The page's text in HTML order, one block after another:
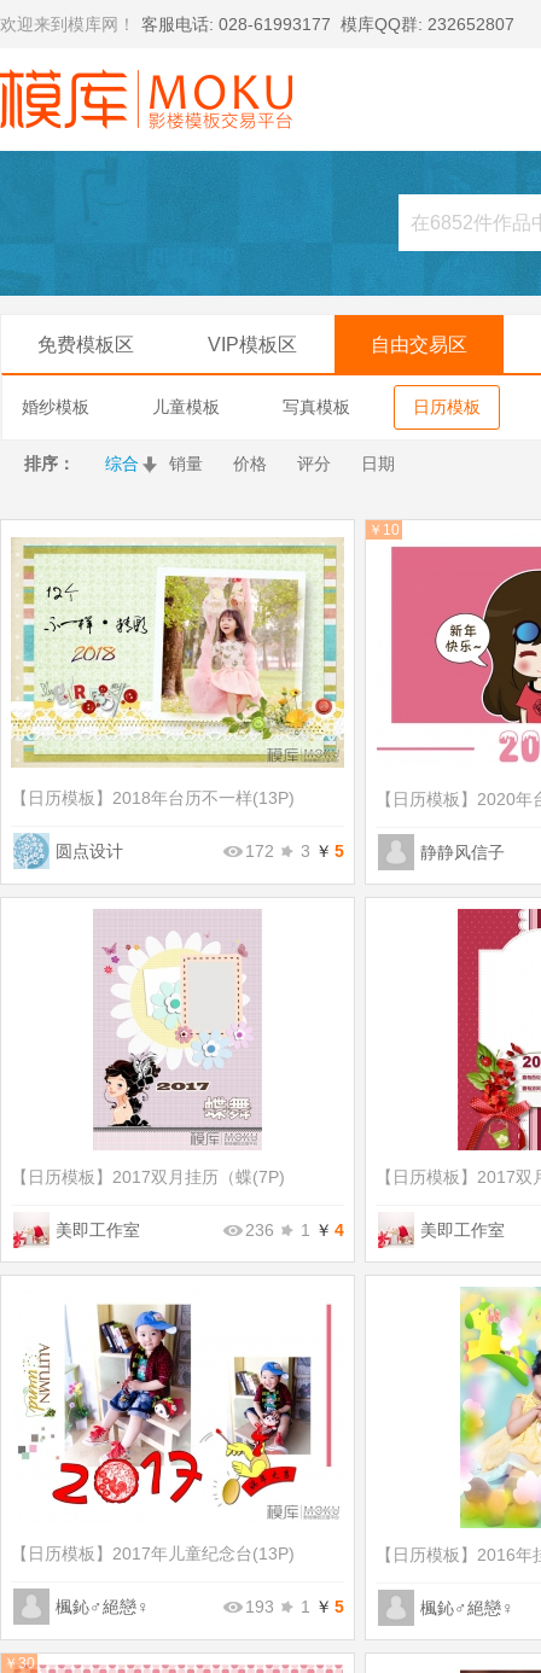
欢迎来到模库网！ 客服电话: 028-61993177 模库QQ群: 232652807
免费模板区 VIP模板区 自由交易区
婚纱模板 儿童模板 写真模板 日历模板
排序： 综合 销量 价格 评分 日期
【日历模板】 2018年台历不一样(13P)
172 3 ￥ 5
圆点设计
￥10
【日历模板】 ​2020年
静静风信子
【日历模板】 2017双月挂历（蝶(7P)
236 1 ￥ 4
美即工作室
【日历模板】 2017双
美即工作室
【日历模板】 2017年儿童纪念台(13P)
193 1 ￥ 5
楓鈊♂絕戀♀
【日历模板】 2016年
楓鈊♂絕戀♀
￥30